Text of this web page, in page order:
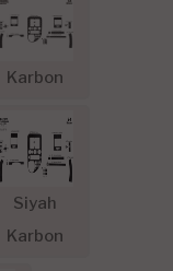
Karbon
Siyah
Karbon